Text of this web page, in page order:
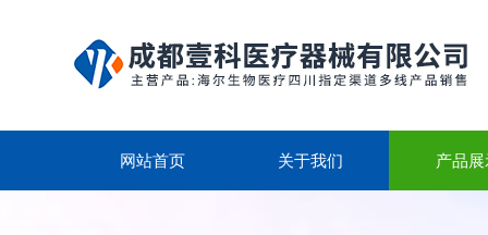
网站首页 关于我们 产品